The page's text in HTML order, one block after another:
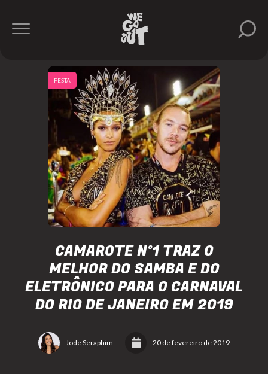
CAMAROTE Nº1 TRAZ O
MELHOR DO SAMBA E DO
ELETRÔNICO PARA O CARNAVAL
DO RIO DE JANEIRO EM 2019
Jode Seraphim 20 de fevereiro de 2019
FESTA